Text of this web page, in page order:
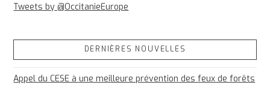
Tweets by @OccitanieEurope
DERNIÈRES NOUVELLES
Appel du CESE à une meilleure prévention des feux de forêts